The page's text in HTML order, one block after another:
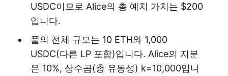
USDC이므로 Alice의 총 예치 가치는 $200
입니다.
풀의 전체 규모는 10 ETH와 1,000
USDC(다른 LP 포함)입니다. Alice의 지분
은 10%, 상수곱(총 유동성) k=10,000입니